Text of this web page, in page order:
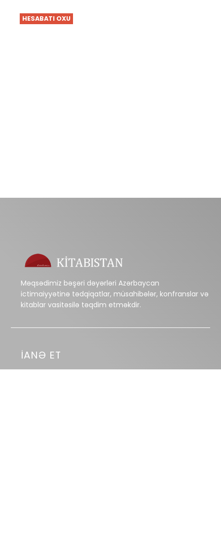
HESABATI OXU
Məqsədimiz bəşəri dəyərləri Azərbaycan
ictimaiyyətinə tədqiqatlar, müsahibələr, konfranslar və
kitablar vasitəsilə təqdim etməkdir.
İANƏ ET